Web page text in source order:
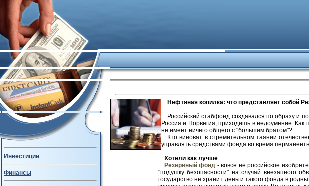
Инвестиции
Финансы
Нефтяная копилка: что представляет собой
Российский стабфонд создавался по образу и
Россия и Норвегия, приходишь в недоумение. Как
не имеет ничего общего с "большим братом"?
Кто виноват в стремительном таянии
управлять средствами фонда во время
Хотели как лучше
Резервный фонд - вовсе не российское
"подушку безопасности" на случай внезапного
государство не хранит деньги такого фонда в